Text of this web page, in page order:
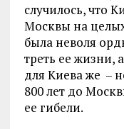
случилось, что
Москвы на целых
была неволя
треть ее жизни,
для Киева же –
800 лет до
ее гибели.